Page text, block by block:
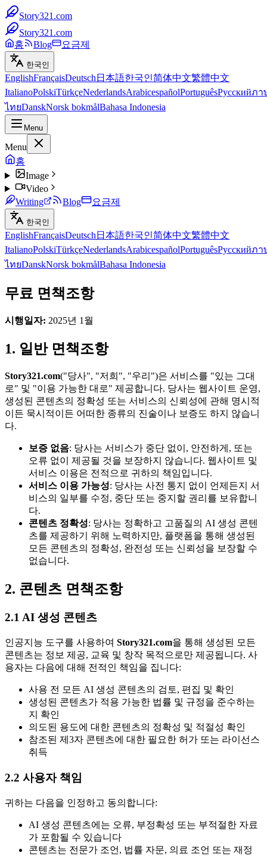
Story321.com
Story321.com
홈
Blog 요금제
한국인
EnglishFrançaisDeutsch 日本語한국인简体中文繁體中文
ItalianoPolskiTürkçeNederlandsArabicespañolPortuguêsРусскийภา
ไทยDanskNorsk bokmålBahasa Indonesia
Menu
Menu
홈
Image
Video
Writing
Blog 요금제
한국인
EnglishFrançaisDeutsch 日本語한국인简体中文繁體中文
ItalianoPolskiTürkçeNederlandsArabicespañolPortuguêsРусскийภา
ไทยDanskNorsk bokmålBahasa Indonesia
무료 면책조항
시행일자: 2025년 1월
1. 일반 면책조항
Story321.com("당사", "저희", "우리")은 서비스를 "있는 그대
로" 및 "이용 가능한 대로" 제공합니다. 당사는 웹사이트 운영,
생성된 콘텐츠의 정확성 또는 서비스의 신뢰성에 관해 명시적
이든 묵시적이든 어떠한 종류의 진술이나 보증도 하지 않습니
다.
보증 없음: 당사는 서비스가 중단 없이, 안전하게, 또는
오류 없이 제공될 것을 보장하지 않습니다. 웹사이트 및
서비스 이용은 전적으로 귀하의 책임입니다.
서비스 이용 가능성: 당사는 사전 통지 없이 언제든지 서
비스의 일부를 수정, 중단 또는 중지할 권리를 보유합니
다.
콘텐츠 정확성: 당사는 정확하고 고품질의 AI 생성 콘텐
츠를 제공하기 위해 노력하지만, 플랫폼을 통해 생성된
모든 콘텐츠의 정확성, 완전성 또는 신뢰성을 보장할 수
없습니다.
2. 콘텐츠 면책조항
2.1 AI 생성 콘텐츠
인공지능 도구를 사용하여 Story321.com을 통해 생성된 모든
콘텐츠는 정보 제공, 교육 및 창작 목적으로만 제공됩니다. 사
용자는 다음에 대해 전적인 책임을 집니다:
사용 전 모든 AI 생성 콘텐츠의 검토, 편집 및 확인
생성된 콘텐츠가 적용 가능한 법률 및 규정을 준수하는
지 확인
의도된 용도에 대한 콘텐츠의 정확성 및 적절성 확인
참조된 제3자 콘텐츠에 대한 필요한 허가 또는 라이선스
취득
2.2 사용자 책임
귀하는 다음을 인정하고 동의합니다:
AI 생성 콘텐츠에는 오류, 부정확성 또는 부적절한 자료
가 포함될 수 있습니다
콘텐츠는 전문가 조언, 법률 자문, 의료 조언 또는 재정